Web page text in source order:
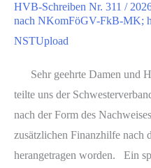
HVB-Schreiben Nr. 311 /
nach NKomFöGV-FkB-MK;
NSTUpload
Sehr geehrte Damen und
teilte uns der
nach der Form des
zusätzlichen Finanzhilfe
herangetragen worden. Ein